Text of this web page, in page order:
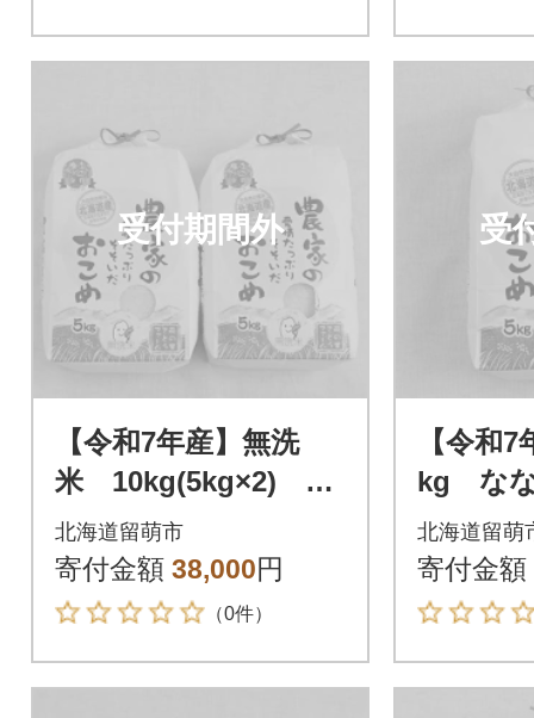
受付期間外
【令和7年産】無洗
米 10kg(5kg×2) ゆ
めぴりか【北海道留萌
産】
北海道留萌市
寄付金額 38,000円
（0件）
受
【令和
kg なな
海道留
北海道留萌
寄付金額